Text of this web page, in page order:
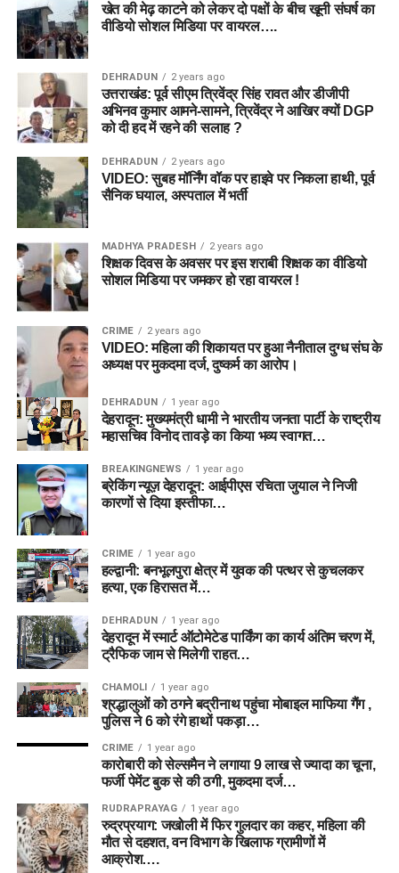
खेत की मेढ़ काटने को लेकर दो पक्षों के बीच खूनी संघर्ष का
वीडियो सोशल मिडिया पर वायरल….
DEHRADUN 2 years ago
उत्तराखंड: पूर्व सीएम त्रिवेंद्र सिंह रावत और डीजीपी
अभिनव कुमार आमने-सामने, त्रिवेंद्र ने आखिर क्यों DGP
को दी हद में रहने की सलाह ?
DEHRADUN 2 years ago
VIDEO: सुबह मॉर्निंग वॉक पर हाइवे पर निकला हाथी, पूर्व
सैनिक घयाल, अस्पताल में भर्ती
MADHYA PRADESH 2 years ago
शिक्षक दिवस के अवसर पर इस शराबी शिक्षक का वीडियो
सोशल मिडिया पर जमकर हो रहा वायरल !
CRIME 2 years ago
VIDEO: महिला की शिकायत पर हुआ नैनीताल दुग्ध संघ के
अध्यक्ष पर मुकदमा दर्ज, दुष्कर्म का आरोप।
DEHRADUN 1 year ago
देहरादून: मुख्यमंत्री धामी ने भारतीय जनता पार्टी के राष्ट्रीय
महासचिव विनोद तावड़े का किया भव्य स्वागत…
BREAKINGNEWS 1 year ago
ब्रेकिंग न्यूज़ देहरादून: आईपीएस रचिता जुयाल ने निजी
कारणों से दिया इस्तीफा…
CRIME 1 year ago
हल्द्वानी: बनभूलपुरा क्षेत्र में युवक की पत्थर से कुचलकर
हत्या, एक हिरासत में…
DEHRADUN 1 year ago
देहरादून में स्मार्ट ऑटोमेटेड पार्किंग का कार्य अंतिम चरण में,
ट्रैफिक जाम से मिलेगी राहत…
CHAMOLI 1 year ago
श्रद्धालुओं को ठगने बद्रीनाथ पहुंचा मोबाइल माफिया गैंग ,
पुलिस ने 6 को रंगे हाथों पकड़ा…
CRIME 1 year ago
कारोबारी को सेल्समैन ने लगाया 9 लाख से ज्यादा का चूना,
फर्जी पेमेंट बुक से की ठगी, मुकदमा दर्ज…
RUDRAPRAYAG 1 year ago
रुद्रप्रयाग: जखोली में फिर गुलदार का कहर, महिला की
मौत से दहशत, वन विभाग के खिलाफ ग्रामीणों में
आक्रोश….